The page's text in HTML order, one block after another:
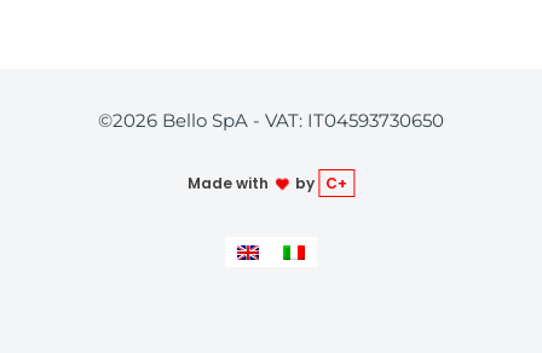
©2026 Bello SpA - VAT: IT04593730650
Made with by C+